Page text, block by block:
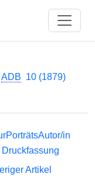
ADB 10 (1879)
PorträtsAutor/in
Druckfassung
Artikel